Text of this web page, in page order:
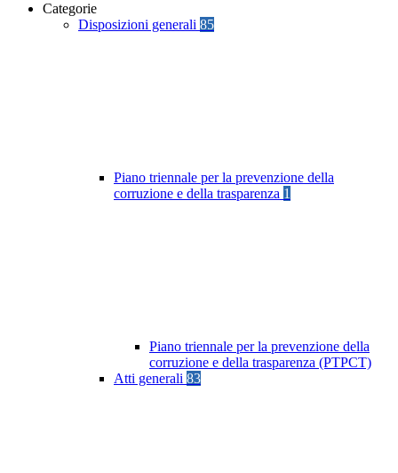
Categorie
Disposizioni generali 85
Piano triennale per la prevenzione della
corruzione e della trasparenza 1
Piano triennale per la prevenzione della
corruzione e della trasparenza (PTPCT)
Atti generali 83